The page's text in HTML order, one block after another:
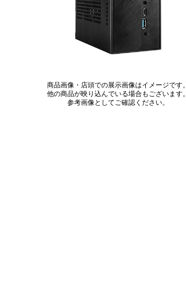
商品画像・店頭での展示画像はイメージです。
他の商品が映り込んでいる場合もございます。
参考画像としてご確認ください。